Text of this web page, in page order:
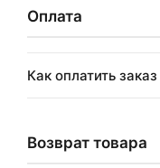
Оплата
Как оплатить
Возврат товара